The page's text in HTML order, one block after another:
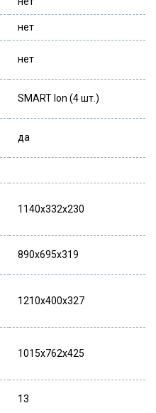
нет
нет
SMART Ion (4 шт.)
да
1140x332x230
890x695x319
1210x400x327
1015x762x425
13